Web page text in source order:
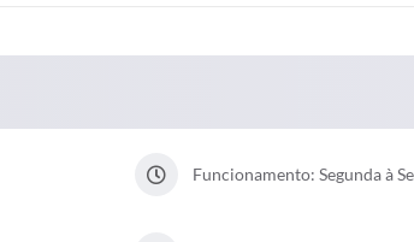
Funcionamento: Segunda à